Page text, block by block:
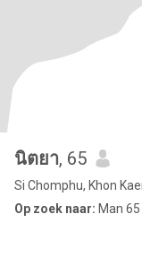
นิตยา, 65
Si Chomphu, Khon
Op zoek naar: Man 65